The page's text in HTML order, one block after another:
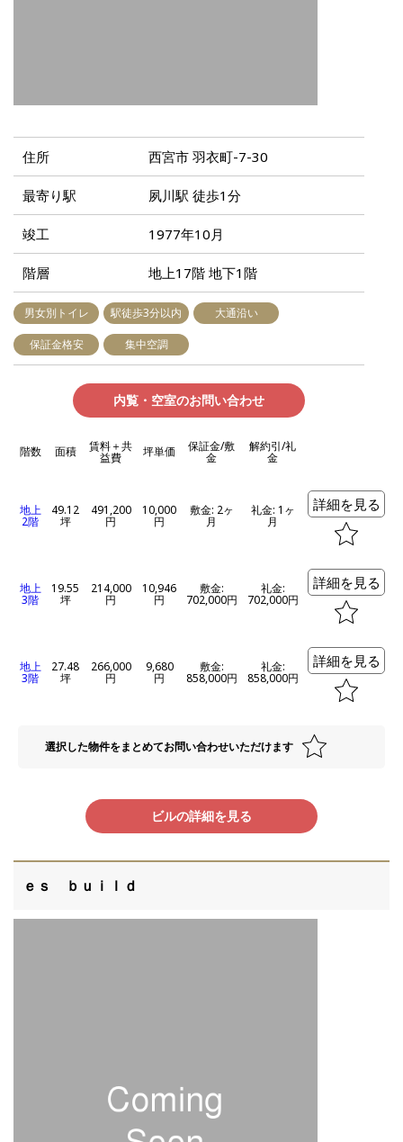
住所 西宮市 羽衣町-7-30
最寄り駅 夙川駅 徒歩1分
竣工 1977年10月
階層 地上17階 地下1階
男女別トイレ 駅徒歩3分以内 大通沿い
保証金格安 集中空調
内覧・空室のお問い合わせ
階数 面積 賃料＋共
益費 坪単価 保証金/敷
金
解約引/礼
金
地上
2階
49.12
坪
491,200
円
10,000
円
敷金: 2ヶ
月
礼金: 1ヶ
月
詳細を見る
地上
3階
19.55
坪
214,000
円
10,946
円
敷金:
702,000円
礼金:
702,000円
詳細を見る
地上
3階
27.48
坪
266,000
円
9,680
円
敷金:
858,000円
礼金:
858,000円
詳細を見る
選択した物件をまとめてお問い合わせいただけます
ビルの詳細を見る
ｅｓ ｂｕｉｌｄ